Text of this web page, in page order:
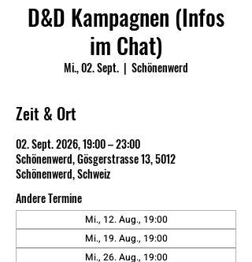
D&D Kampagnen (Infos
im Chat)
Mi., 02. Sept.
  |
Schönenwerd
Zeit & Ort
02. Sept. 2026, 19:00 – 23:00
Schönenwerd, Gösgerstrasse 13, 5012
Schönenwerd, Schweiz
Andere Termine
Mi., 12. Aug., 19:00
Mi., 19. Aug., 19:00
Mi., 26. Aug., 19:00